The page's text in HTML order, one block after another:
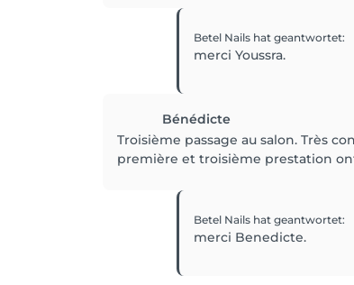
Betel Nails hat geantwortet:
merci Youssra.
Bénédicte
Troisième passage au salon. Très
première et troisième prestation
Betel Nails hat geantwortet:
merci Benedicte.